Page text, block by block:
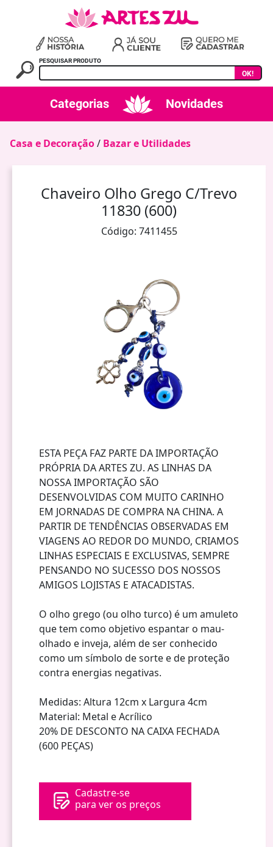
PESQUISAR PRODUTO
OK!
Categorias Novidades
Casa e Decoração/ Bazar e Utilidades
Chaveiro Olho Grego C/Trevo
11830 (600)
Código: 7411455
ESTA PEÇA FAZ PARTE DA IMPORTAÇÃO
PRÓPRIA DA ARTES ZU. AS LINHAS DA
NOSSA IMPORTAÇÃO SÃO
DESENVOLVIDAS COM MUITO CARINHO
EM JORNADAS DE COMPRA NA CHINA. A
PARTIR DE TENDÊNCIAS OBSERVADAS EM
VIAGENS AO REDOR DO MUNDO, CRIAMOS
LINHAS ESPECIAIS E EXCLUSIVAS, SEMPRE
PENSANDO NO SUCESSO DOS NOSSOS
AMIGOS LOJISTAS E ATACADISTAS.
O olho grego (ou olho turco) é um amuleto
que tem como objetivo espantar o mau-
olhado e inveja, além de ser conhecido
como um símbolo de sorte e de proteção
contra energias negativas.
Medidas: Altura 12cm x Largura 4cm
Material: Metal e Acrílico
20% DE DESCONTO NA CAIXA FECHADA
(600 PEÇAS)
Cadastre-se
para ver os preços